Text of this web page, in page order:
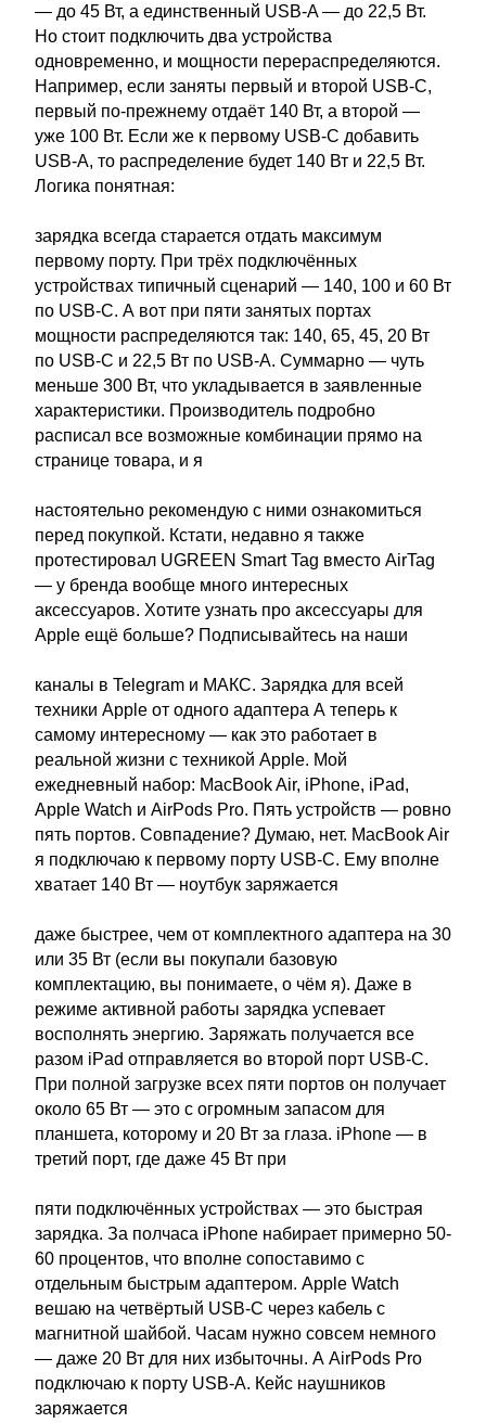
— до 45 Вт, а единственный USB-A — до 22,5 Вт.
Но стоит подключить два устройства
одновременно, и мощности перераспределяются.
Например, если заняты первый и второй USB-C,
первый по-прежнему отдаёт 140 Вт, а второй —
уже 100 Вт. Если же к первому USB-C добавить
USB-A, то распределение будет 140 Вт и 22,5 Вт.
Логика понятная:
зарядка всегда старается отдать максимум
первому порту. При трёх подключённых
устройствах типичный сценарий — 140, 100 и 60 Вт
по USB-C. А вот при пяти занятых портах
мощности распределяются так: 140, 65, 45, 20 Вт
по USB-C и 22,5 Вт по USB-A. Суммарно — чуть
меньше 300 Вт, что укладывается в заявленные
характеристики. Производитель подробно
расписал все возможные комбинации прямо на
странице товара, и я
настоятельно рекомендую с ними ознакомиться
перед покупкой. Кстати, недавно я также
протестировал UGREEN Smart Tag вместо AirTag
— у бренда вообще много интересных
аксессуаров. Хотите узнать про аксессуары для
Apple ещё больше? Подписывайтесь на наши
каналы в Telegram и МАКС. Зарядка для всей
техники Apple от одного адаптера А теперь к
самому интересному — как это работает в
реальной жизни с техникой Apple. Мой
ежедневный набор: MacBook Air, iPhone, iPad,
Apple Watch и AirPods Pro. Пять устройств — ровно
пять портов. Совпадение? Думаю, нет. MacBook Air
я подключаю к первому порту USB-C. Ему вполне
хватает 140 Вт — ноутбук заряжается
даже быстрее, чем от комплектного адаптера на 30
или 35 Вт (если вы покупали базовую
комплектацию, вы понимаете, о чём я). Даже в
режиме активной работы зарядка успевает
восполнять энергию. Заряжать получается все
разом iPad отправляется во второй порт USB-C.
При полной загрузке всех пяти портов он получает
около 65 Вт — это с огромным запасом для
планшета, которому и 20 Вт за глаза. iPhone — в
третий порт, где даже 45 Вт при
пяти подключённых устройствах — это быстрая
зарядка. За полчаса iPhone набирает примерно 50-
60 процентов, что вполне сопоставимо с
отдельным быстрым адаптером. Apple Watch
вешаю на четвёртый USB-C через кабель с
магнитной шайбой. Часам нужно совсем немного
— даже 20 Вт для них избыточны. А AirPods Pro
подключаю к порту USB-A. Кейс наушников
заряжается